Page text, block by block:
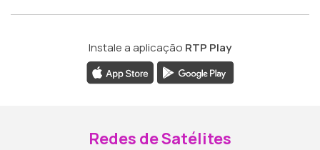
Instale a aplicação RTP Play
Redes de Satélites